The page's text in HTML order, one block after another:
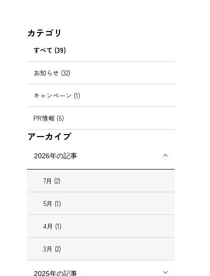
カテゴリ
すべて (39)
お知らせ (32)
キャンペーン (1)
PR情報 (6)
アーカイブ
2026年の記事
7月 (2)
5月 (1)
4月 (1)
3月 (2)
2025年の記事